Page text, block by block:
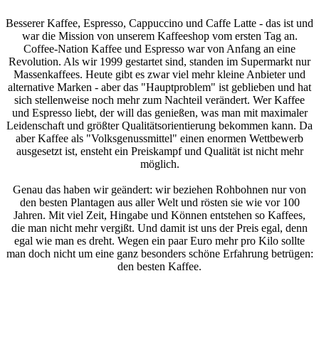
Besserer Kaffee, Espresso, Cappuccino und Caffe Latte - das ist und
war die Mission von unserem Kaffeeshop vom ersten Tag an.
Coffee-Nation Kaffee und Espresso war von Anfang an eine
Revolution. Als wir 1999 gestartet sind, standen im Supermarkt nur
Massenkaffees. Heute gibt es zwar viel mehr kleine Anbieter und
alternative Marken - aber das "Hauptproblem" ist geblieben und hat
sich stellenweise noch mehr zum Nachteil verändert. Wer Kaffee
und Espresso liebt, der will das genießen, was man mit maximaler
Leidenschaft und größter Qualitätsorientierung bekommen kann. Da
aber Kaffee als "Volksgenussmittel" einen enormen Wettbewerb
ausgesetzt ist, ensteht ein Preiskampf und Qualität ist nicht mehr
möglich.
Genau das haben wir geändert: wir beziehen Rohbohnen nur von
den besten Plantagen aus aller Welt und rösten sie wie vor 100
Jahren. Mit viel Zeit, Hingabe und Können entstehen so Kaffees,
die man nicht mehr vergißt. Und damit ist uns der Preis egal, denn
egal wie man es dreht. Wegen ein paar Euro mehr pro Kilo sollte
man doch nicht um eine ganz besonders schöne Erfahrung betrügen:
den besten Kaffee.